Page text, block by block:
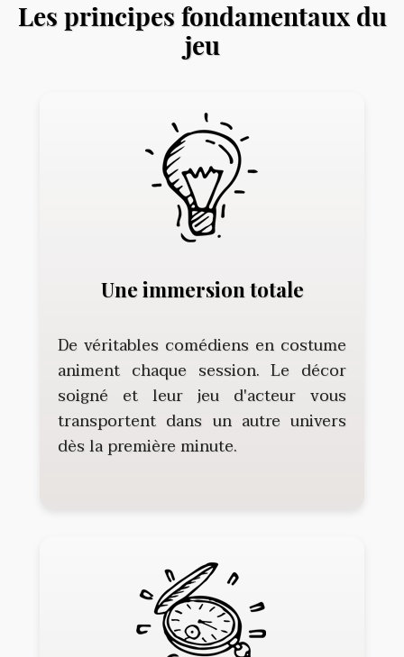
Les principes fondamentaux du
jeu
Une immersion totale
De véritables comédiens en costume
animent chaque session. Le décor
soigné et leur jeu d'acteur vous
transportent dans un autre univers
dès la première minute.